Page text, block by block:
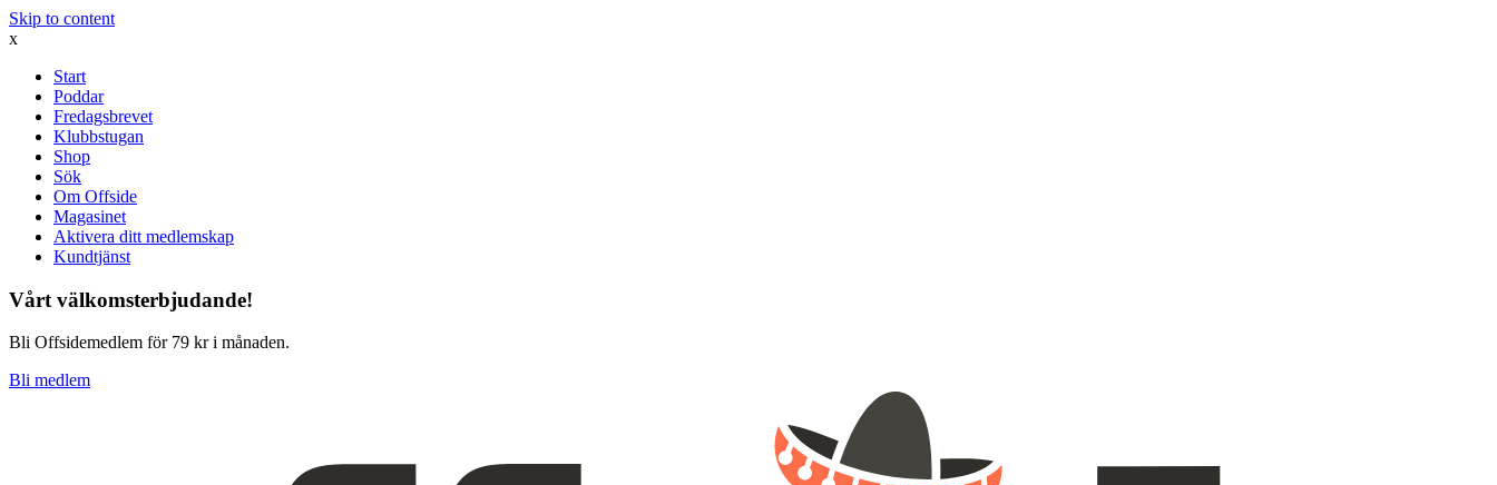
Skip to content
x
Start
Poddar
Fredagsbrevet
Klubbstugan
Shop
Sök
Om Offside
Magasinet
Aktivera ditt medlemskap
Kundtjänst
Vårt välkomsterbjudande!
Bli Offsidemedlem för 79 kr i månaden.
Bli medlem